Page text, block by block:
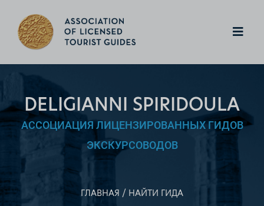
DELIGIANNI SPIRIDOULA
АССОЦИАЦИЯ ЛИЦЕНЗИРОВАННЫХ ГИДОВ
ЭКСКУРСОВОДОВ
ГЛАВНАЯ
НАЙТИ ГИДА